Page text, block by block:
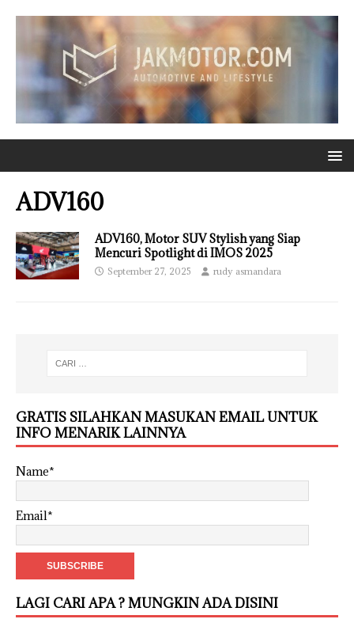
ADV160
ADV160, Motor SUV Stylish yang Siap
Mencuri Spotlight di IMOS 2025
September 27, 2025 rudy asmandara
GRATIS SILAHKAN MASUKAN EMAIL UNTUK
INFO MENARIK LAINNYA
Name*
Email*
LAGI CARI APA ? MUNGKIN ADA DISINI